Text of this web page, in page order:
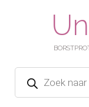
Producten
zoeken